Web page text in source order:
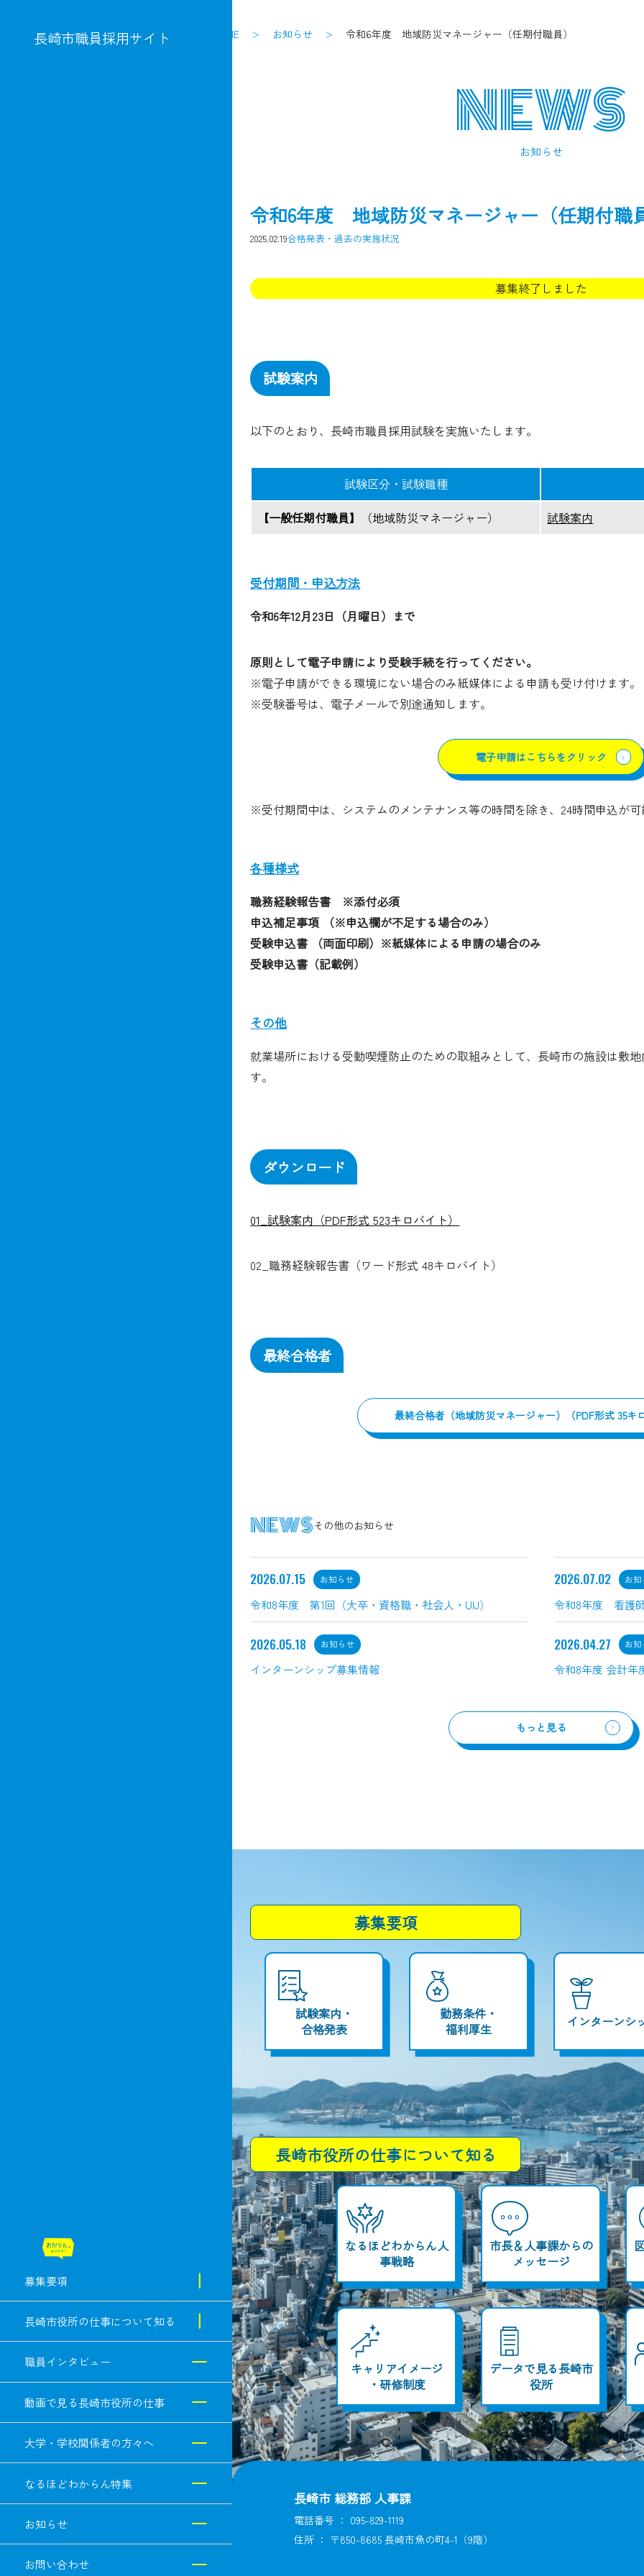
長崎市職員採用サイト
わからん人はコチラ！
募集要項
試験案内・合格発表
勤務条件・福利厚生
インターンシップ
よくある質問
長崎市役所の仕事について知る
市長・人事課からのメッセージ
なるほどわからん人事戦略
キャリアイメージ・研修制度
図解で明解！長崎市役所職種図
職員インタビュー
動画で見る長崎市役所の仕事
大学・学校関係者の方々へ
なるほどわからん特集
お知らせ
お問い合わせ
HOME お知らせ 令和6年度 地域防災マネージャー（任期付職員）
NEWS
お知らせ
令和6年度 地域防災マネージャー（任期付職
2025.02.19合格発表・過去の実施状況
募集終了しました
試験案内
以下のとおり、長崎市職員採用試験を実施いたします。
試験区分・試験職種
【一般任期付職員】
（地域防災マネージャー） 試験案内
受付期間・申込方法
令和6年12月23日（月曜日） まで
原則として電子申請により受験手続を行ってください。
※電子申請ができる環境にない場合のみ紙媒体による申請も受け付けます。
※受験番号は、電子メールで別途通知します。
電子申請はこちらをクリック
※受付期間中は、システムのメンテナンス等の時間を除き、24時間申込が
各種様式
職務経験報告書 ※添付必須
申込補足事項 （※申込欄が不足する場合のみ）
受験申込書 （両面印刷）※紙媒体による申請の場合のみ
受験申込書（記載例）
その他
就業場所における受動喫煙防止のための取組みとして、長崎市の施設は敷
す。
ダウンロード
01_試験案内（PDF形式 523キロバイト）
02_職務経験報告書（ワード形式 48キロバイト）
最終合格者
最終合格者（地域防災マネージャー）（PDF形式 35キ
NEWSその他のお知らせ
2026.07.15 お知らせ
令和8年度 第1回（大卒・資格職・社会人・UIJ）
2026.07.02 お
令和8年度 看護
2026.05.18 お知らせ
インターンシップ募集情報
2026.04.27 お
令和8年度 会計年
もっと見る
募集要項
試験案内・
合格発表
勤務条件・
福利厚生
インターンシ
長崎市役所の仕事について知る
なるほどわからん人
事戦略
市長＆人事課からの
メッセージ
キャリアイメージ
・研修制度
データで見る長崎市
役所
長崎市 総務部 人事課
電話番号 ： 095-829-1119
住所 ： 〒850-8685 長崎市魚の町4-1（9階）